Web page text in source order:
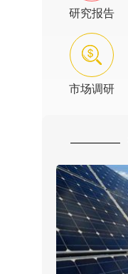
研究报告
市场调研